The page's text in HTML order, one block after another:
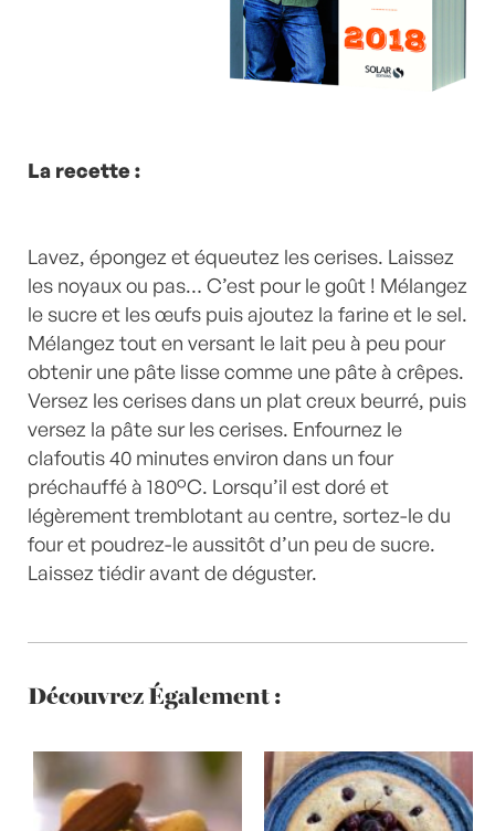
La recette :
Lavez, épongez et équeutez les cerises. Laissez
les noyaux ou pas… C’est pour le goût ! Mélangez
le sucre et les œufs puis ajoutez la farine et le sel.
Mélangez tout en versant le lait peu à peu pour
obtenir une pâte lisse comme une pâte à crêpes.
Versez les cerises dans un plat creux beurré, puis
versez la pâte sur les cerises. Enfournez le
clafoutis 40 minutes environ dans un four
préchauffé à 180°C. Lorsqu’il est doré et
légèrement tremblotant au centre, sortez-le du
four et poudrez-le aussitôt d’un peu de sucre.
Laissez tiédir avant de déguster.
Découvrez Également :